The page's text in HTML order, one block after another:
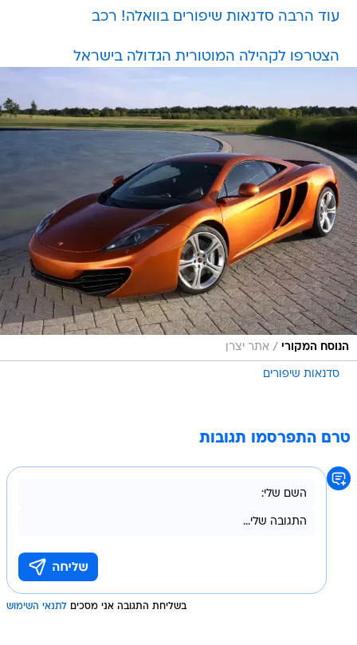
עוד הרבה סדנאות שיפורים בוואלה! רכב
הצטרפו לקהילה המוטורית הגדולה בישראל
הנוסח המקורי / אתר יצרן
סדנאות שיפורים
טרם התפרסמו תגובות
בשליחת התגובה אני מסכים לתנאי השימוש